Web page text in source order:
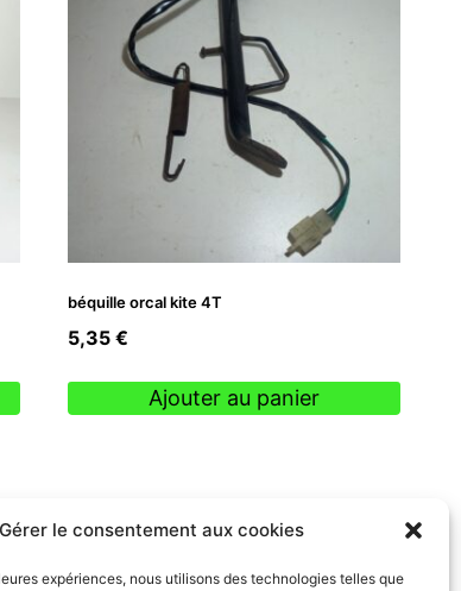
Gérer le consentement aux cookies
expériences, nous utilisons des technologies telles que
béquille orcal kite 4T
5,35 €
Ajouter au panier